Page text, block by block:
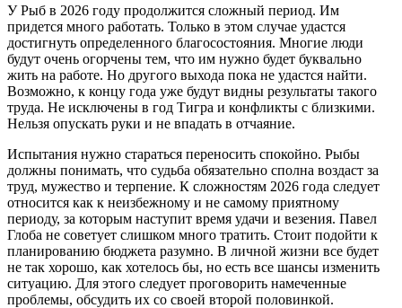
У Рыб в 2026 году продолжится сложный период. Им
придется много работать. Только в этом случае удастся
достигнуть определенного благосостояния. Многие люди
будут очень огорчены тем, что им нужно будет буквально
жить на работе. Но другого выхода пока не удастся найти.
Возможно, к концу года уже будут видны результаты такого
труда. Не исключены в год Тигра и конфликты с близкими.
Нельзя опускать руки и не впадать в отчаяние.
Испытания нужно стараться переносить спокойно. Рыбы
должны понимать, что судьба обязательно сполна воздаст за
труд, мужество и терпение. К сложностям 2026 года следует
относится как к неизбежному и не самому приятному
периоду, за которым наступит время удачи и везения. Павел
Глоба не советует слишком много тратить. Стоит подойти к
планированию бюджета разумно. В личной жизни все будет
не так хорошо, как хотелось бы, но есть все шансы изменить
ситуацию. Для этого следует проговорить намеченные
проблемы, обсудить их со своей второй половинкой.